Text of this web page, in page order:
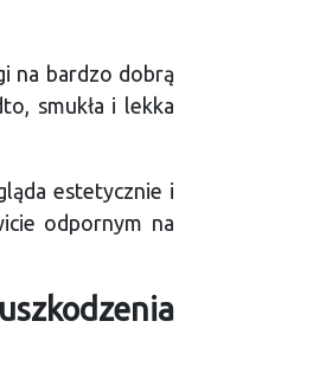
na bardzo dobrą
smukła i lekka
estetycznie i
odpornym na